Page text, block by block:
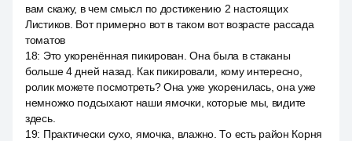
вам скажу, в чем смысл по достижению 2 настоящих
Листиков. Вот примерно вот в таком вот возрасте рассада
томатов
18: Это укоренённая пикирован. Она была в стаканы
больше 4 дней назад. Как пикировали, кому интересно,
ролик можете посмотреть? Она уже укоренилась, она уже
немножко подсыхают наши ямочки, которые мы, видите
здесь.
19: Практически сухо, ямочка, влажно. То есть район Корня